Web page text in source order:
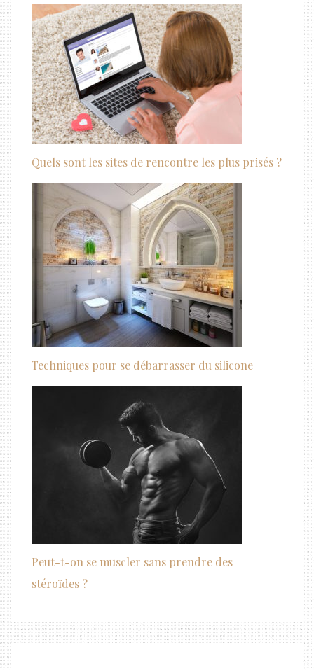
Quels sont les sites de rencontre les plus prisés ?
Techniques pour se débarrasser du silicone
Peut-t-on se muscler sans prendre des
stéroïdes ?